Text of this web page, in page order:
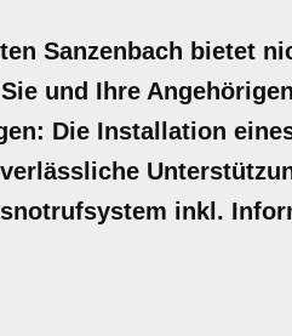
Sanzenbach bietet
und Ihre
Die Installation
inkl.